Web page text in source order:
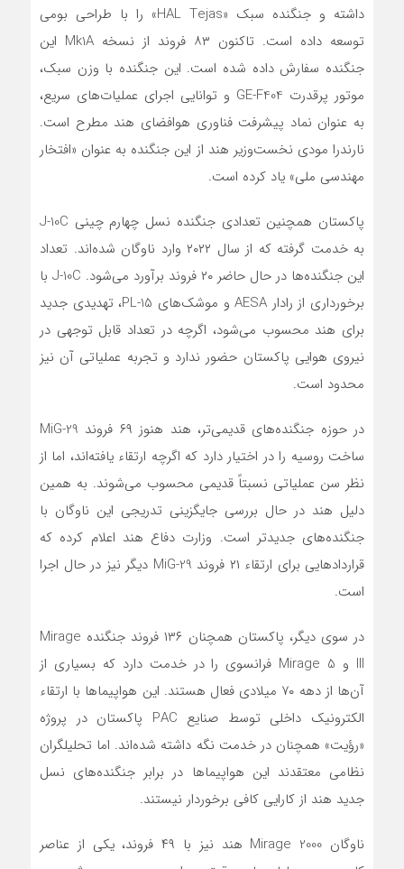
داشته و جنگنده سبک «HAL Tejas» را با طراحی بومی
توسعه داده است. تاکنون ۸۳ فروند از نسخه Mk1A این
جنگنده سفارش داده شده است. این جنگنده با وزن سبک،
موتور پرقدرت GE-F404 و توانایی اجرای عملیات‌های سریع،
به عنوان نماد پیشرفت فناوری هوافضای هند مطرح است.
نارندرا مودی نخست‌وزیر هند از این جنگنده به عنوان «افتخار
مهندسی ملی» یاد کرده است.
پاکستان همچنین تعدادی جنگنده نسل چهارم چینی J-10C
به خدمت گرفته که از سال ۲۰۲۲ وارد ناوگان شده‌اند. تعداد
این جنگنده‌ها در حال حاضر ۲۰ فروند برآورد می‌شود. J-10C با
برخورداری از رادار AESA و موشک‌های PL-15، تهدیدی جدید
برای هند محسوب می‌شود، اگرچه در تعداد قابل توجهی در
نیروی هوایی پاکستان حضور ندارد و تجربه عملیاتی آن نیز
محدود است.
در حوزه جنگنده‌های قدیمی‌تر، هند هنوز ۶۹ فروند MiG-29
ساخت روسیه را در اختیار دارد که اگرچه ارتقاء یافته‌اند، اما از
نظر سن عملیاتی نسبتاً قدیمی محسوب می‌شوند. به همین
دلیل هند در حال بررسی جایگزینی تدریجی این ناوگان با
جنگنده‌های جدیدتر است. وزارت دفاع هند اعلام کرده که
قراردادهایی برای ارتقاء ۲۱ فروند MiG-29 دیگر نیز در حال اجرا
است.
در سوی دیگر، پاکستان همچنان ۱۳۶ فروند جنگنده Mirage
III و Mirage 5 فرانسوی را در خدمت دارد که بسیاری از
آن‌ها از دهه ۷۰ میلادی فعال هستند. این هواپیماها با ارتقاء
الکترونیک داخلی توسط صنایع PAC پاکستان در پروژه
«رؤیت» همچنان در خدمت نگه داشته شده‌اند. اما تحلیلگران
نظامی معتقدند این هواپیماها در برابر جنگنده‌های نسل
جدید هند از کارایی کافی برخوردار نیستند.
ناوگان Mirage 2000 هند نیز با ۴۹ فروند، یکی از عناصر